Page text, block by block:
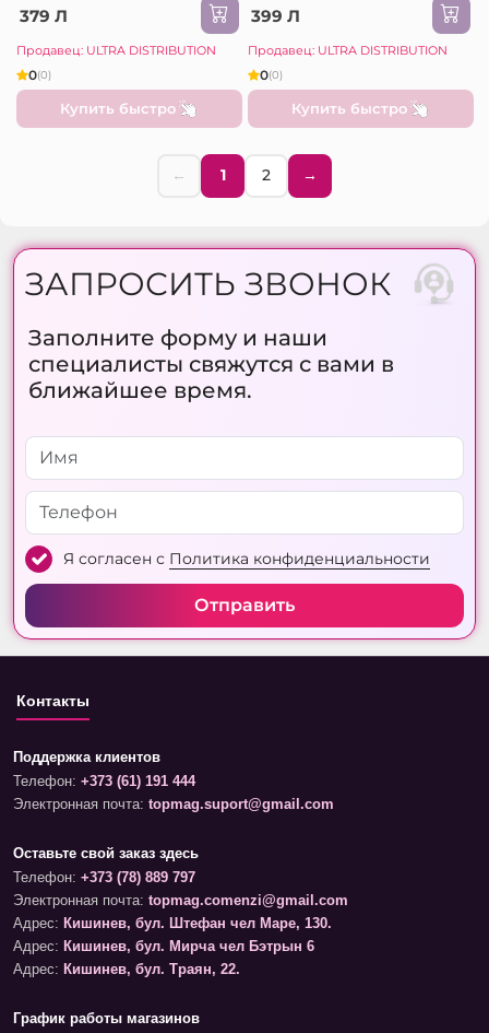
379 Л
Продавец: ULTRA DISTRIBUTION
0(0)
Купить быстро
399 Л
Продавец: ULTRA DISTRIBUTION
0(0)
Купить быстро
← 1 2 →
ЗАПРОСИТЬ ЗВОНОК
Заполните форму и наши
специалисты свяжутся с вами в
ближайшее время.
Я согласен с Политика конфиденциальности
Отправить
Контакты
Поддержка клиентов
Телефон: +373 (61) 191 444
Электронная почта: topmag.suport@gmail.com
Оставьте свой заказ здесь
Телефон: +373 (78) 889 797
Электронная почта: topmag.comenzi@gmail.com
Адрес: Кишинев, бул. Штефан чел Маре, 130.
Адрес: Кишинев, бул. Мирча чел Бэтрын 6
Адрес: Кишинев, бул. Траян, 22.
График работы магазинов